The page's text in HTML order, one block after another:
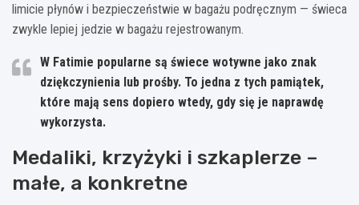
limicie płynów i bezpieczeństwie w bagażu podręcznym — świeca
zwykle lepiej jedzie w bagażu rejestrowanym.
W Fatimie popularne są świece wotywne jako znak
dziękczynienia lub prośby. To jedna z tych pamiątek,
które mają sens dopiero wtedy, gdy się je naprawdę
wykorzysta.
Medaliki, krzyżyki i szkaplerze –
małe, a konkretne